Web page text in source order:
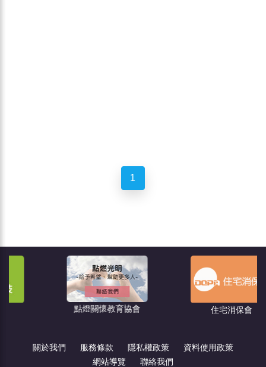
1
點燈關懷教育協會 住宅消保會
關於我們 服務條款 隱私權政策
資料使用政策
網站導覽
聯絡我們